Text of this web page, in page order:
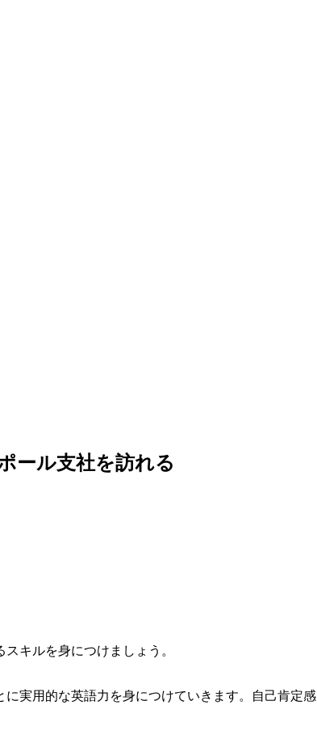
ール支社を訪れる
キルを身につけましょう。
実用的な英語力を身につけていきます。自己肯定感